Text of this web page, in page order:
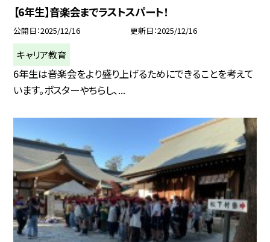
【6年生】音楽会までラストスパート！
公開日 2025/12/16 更新日 2025/12/16
キャリア教育
6年生は音楽会をより盛り上げるためにできることを考えて
います。ポスターやちらし、...